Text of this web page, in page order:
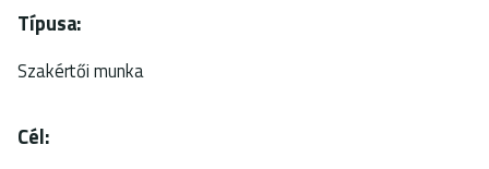
Típusa:
Szakértői munka
Cél: